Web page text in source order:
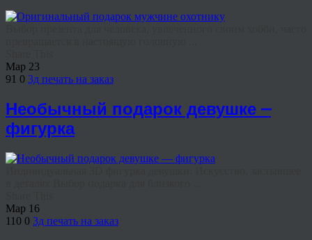
Мар 23
91 0 3д печать на заказ
Необычный подарок девушке —
фигурка
Мар 16
110 0 3д печать на заказ